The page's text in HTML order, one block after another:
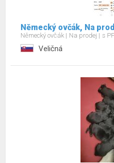
Německý ovčák, Na
Německý ovčák Na prodej s
Veličná